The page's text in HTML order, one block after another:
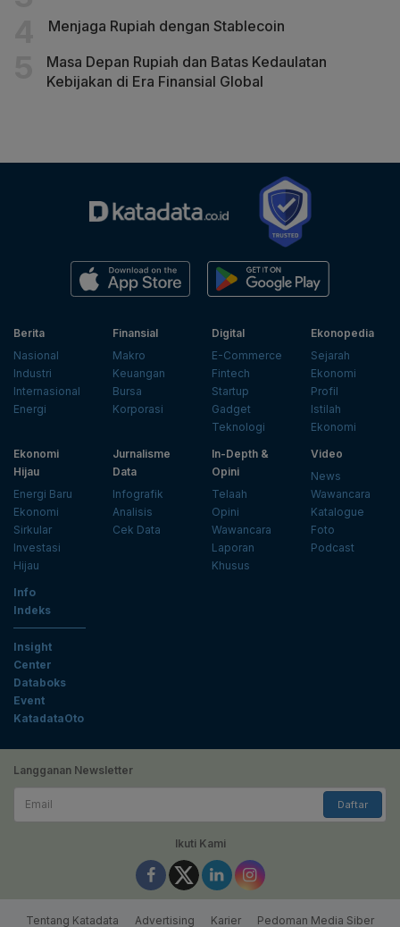
Menjaga Rupiah dengan Stablecoin
Masa Depan Rupiah dan Batas Kedaulatan
Kebijakan di Era Finansial Global
Berita
Nasional
Industri
Internasional
Energi
Finansial
Makro
Keuangan
Bursa
Korporasi
Digital
E-Commerce
Fintech
Startup
Gadget
Teknologi
Ekonopedia
Sejarah
Ekonomi
Profil
Istilah
Ekonomi
Ekonomi
Hijau
Energi Baru
Ekonomi
Sirkular
Investasi
Hijau
Jurnalisme
Data
Infografik
Analisis
Cek Data
In-Depth &
Opini
Telaah
Opini
Wawancara
Laporan
Khusus
Video
News
Wawancara
Katalogue
Foto
Podcast
Info
Indeks
Insight
Center
Databoks
Event
KatadataOto
Langganan Newsletter
Daftar
Ikuti Kami
Tentang Katadata Advertising Karier Pedoman Media Siber